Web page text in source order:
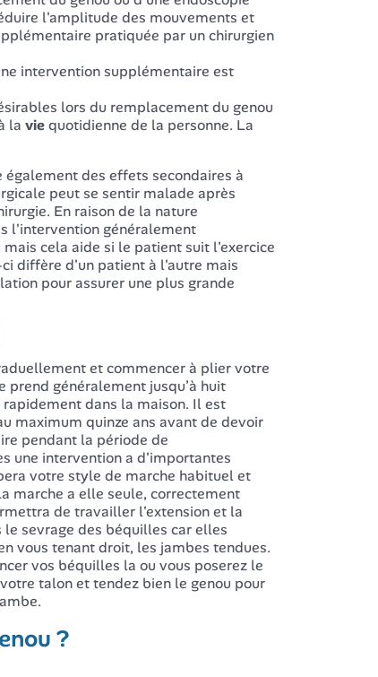
l'amplitude des mouvements et
pratiquée par un chirurgien
intervention supplémentaire est
lors du remplacement du genou
la viequotidienne de la personne. La
des effets secondaires à
peut se sentir malade après
En raison de la nature
l'intervention généralement
cela aide si le patient suit l'exercice
diffère d'un patient à l'autre mais
pour assurer une plus grande
et commencer à plier votre
prend généralement jusqu’à huit
dans la maison. Il est
maximum quinze ans avant de devoir
pendant la période de
une intervention a d'importantes
votre style de marche habituel et
marche a elle seule, correctement
de travailler l'extension et la
sevrage des béquilles car elles
vous tenant droit, les jambes tendues.
vos béquilles la ou vous poserez le
talon et tendez bien le genou pour
?